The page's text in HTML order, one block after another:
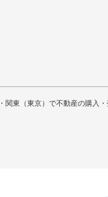
関東（東京）で不動産の購入